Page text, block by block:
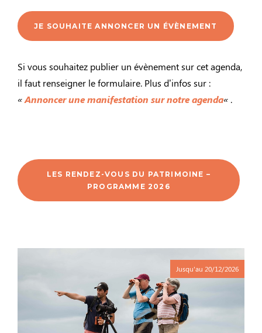
JE SOUHAITE ANNONCER UN ÉVÈNEMENT
Si vous souhaitez publier un évènement sur cet agenda,
il faut renseigner le formulaire. Plus d’infos sur :
«Annoncer une manifestation sur notre agenda« .
LES RENDEZ-VOUS DU PATRIMOINE –
PROGRAMME 2026
Jusqu'au 20/12/2026